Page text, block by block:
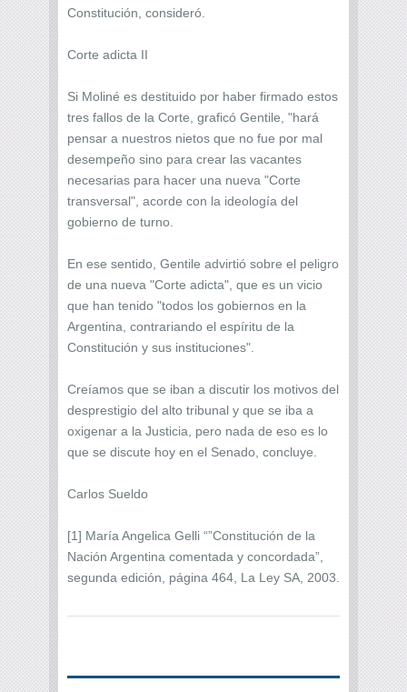
Constitución, consideró.
Corte adicta II
Si Moliné es destituido por haber firmado estos
tres fallos de la Corte, graficó Gentile, "hará
pensar a nuestros nietos que no fue por mal
desempeño sino para crear las vacantes
necesarias para hacer una nueva "Corte
transversal", acorde con la ideología del
gobierno de turno.
En ese sentido, Gentile advirtió sobre el peligro
de una nueva "Corte adicta", que es un vicio
que han tenido "todos los gobiernos en la
Argentina, contrariando el espíritu de la
Constitución y sus instituciones".
Creíamos que se iban a discutir los motivos del
desprestigio del alto tribunal y que se iba a
oxigenar a la Justicia, pero nada de eso es lo
que se discute hoy en el Senado, concluye.
Carlos Sueldo
[1] María Angelica Gelli “”Constitución de la
Nación Argentina comentada y concordada”,
segunda edición, página 464, La Ley SA, 2003.